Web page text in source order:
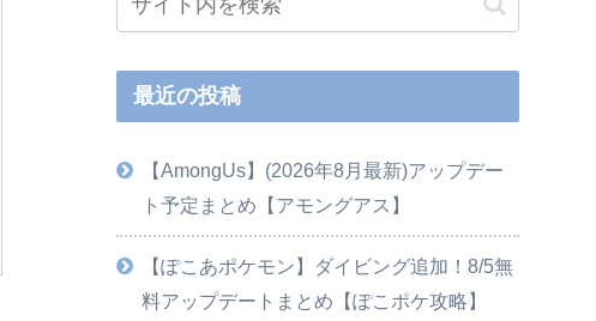
最近の投稿
【AmongUs】(2026年8月最新)アップデー
ト予定まとめ【アモングアス】
【ぽこあポケモン】ダイビング追加！8/5無
料アップデートまとめ【ぽこポケ攻略】